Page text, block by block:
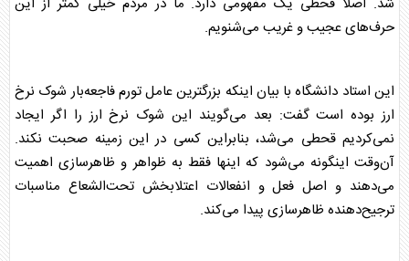
حرف‌های عجیب و غریب می‌شنویم.
این استاد دانشگاه با بیان اینکه بزرگترین عامل تورم فاجعه‌بار شوک نرخ
ارز بوده است گفت: بعد می‌گویند این شوک نرخ ارز را اگر ایجاد
نمی‌کردیم قحطی می‌شد، بنابراین کسی در این زمینه صحبت نکند.
آن‌وقت اینگونه می‌شود که اینها فقط به ظواهر و ظاهرسازی اهمیت
می‌دهند و اصل فعل و انفعالات اعتلابخش تحت‌الشعاع مناسبات
ترجیح‌دهنده ظاهرسازی پیدا می‌کند.